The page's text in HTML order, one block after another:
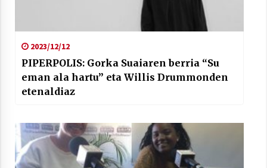
2023/12/12
PIPERPOLIS: Gorka Suaiaren berria “Su
eman ala hartu” eta Willis Drummonden
etenaldiaz